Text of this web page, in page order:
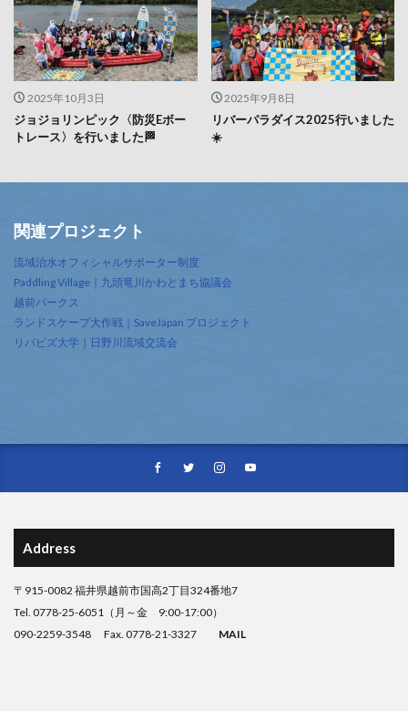
2025年10月3日
ジョジョリンピック〈防災Eボー
トレース〉を行いました🏁
2025年9月8日
リバーパラダイス2025行いました
☀️
関連プロジェクト
流域治水オフィシャルサポーター制度
Paddling Village｜九頭竜川かわとまち協議会
越前パークス
ランドスケープ大作戦｜SaveJapan プロジェクト
リバビズ大学｜日野川流域交流会
Address
〒915-0082 福井県越前市国高2丁目324番地7
Tel. 0778-25-6051（月～金 9:00-17:00）
090-2259-3548 Fax. 0778-21-3327 MAIL